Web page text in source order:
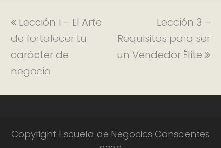
Lección 1 – El Arte
de fortalecer tu
carácter de
negocio
Lección 3 –
Requisitos para ser
un Vendedor Élite
Copyright Escuela de Negocios Conscientes